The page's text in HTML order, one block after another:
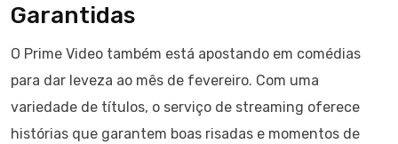
Garantidas
O Prime Video também está apostando em comédias
para dar leveza ao mês de fevereiro. Com uma
variedade de títulos, o serviço de streaming oferece
histórias que garantem boas risadas e momentos de